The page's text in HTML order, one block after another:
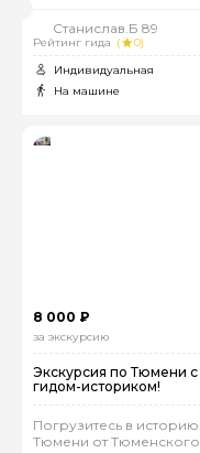
Станислав.Б 89
Рейтинг гида (
0)
Индивидуальная
На машине
8 000 ₽
за экскурсию
Экскурсия по Тюмени с
гидом-историком!
Погрузитесь в историю
Тюмени от Тюменского